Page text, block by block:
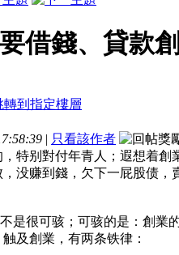
借錢、貸款
| 只看該作者
特别對付年青人；遐想着
没赚到錢，欠下一屁股债
是很可骇；可骇的是：創業
及創業，有两条铁律：